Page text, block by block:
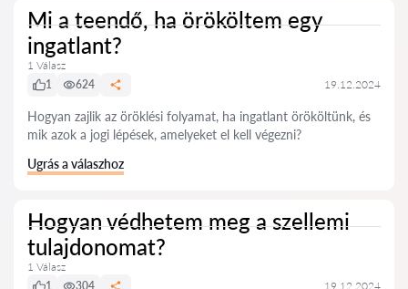
Mi a teendő, ha örököltem egy
ingatlant?
1 Válasz
1
624 19.12.2024
Hogyan zajlik az öröklési folyamat, ha ingatlant örököltünk, és
mik azok a jogi lépések, amelyeket el kell végezni?
Ugrás a válaszhoz
Hogyan védhetem meg a szellemi
tulajdonomat?
1 Válasz
1
304 19.12.2024